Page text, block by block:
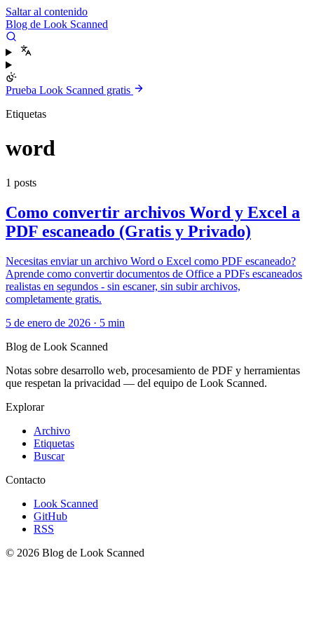
Saltar al contenido
Blog de Look Scanned
Prueba Look Scanned gratis
Etiquetas
word
1 posts
Como convertir archivos Word y Excel a
PDF escaneado (Gratis y Privado)
Necesitas enviar un archivo Word o Excel como PDF escaneado?
Aprende como convertir documentos de Office a PDFs escaneados
realistas en segundos - sin escaner, sin subir archivos,
completamente gratis.
5 de enero de 2026 · 5 min
Blog de Look Scanned
Notas sobre desarrollo web, procesamiento de PDF y herramientas
que respetan la privacidad — del equipo de Look Scanned.
Explorar
Archivo
Etiquetas
Buscar
Contacto
Look Scanned
GitHub
RSS
© 2026 Blog de Look Scanned